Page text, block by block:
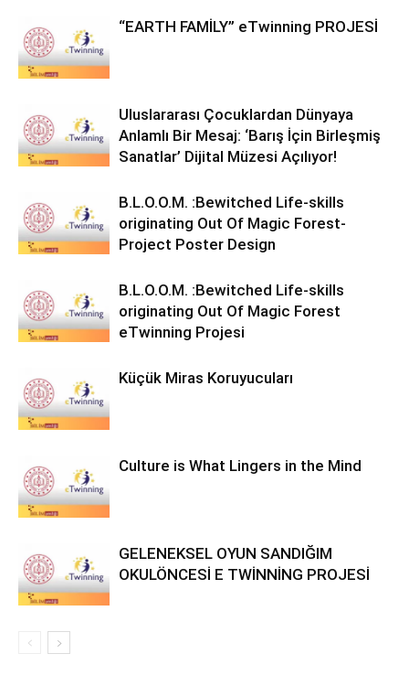
“EARTH FAMİLY” eTwinning PROJESİ
Uluslararası Çocuklardan Dünyaya
Anlamlı Bir Mesaj: ‘Barış İçin Birleşmiş
Sanatlar’ Dijital Müzesi Açılıyor!
B.L.O.O.M. :Bewitched Life-skills
originating Out Of Magic Forest-
Project Poster Design
B.L.O.O.M. :Bewitched Life-skills
originating Out Of Magic Forest
eTwinning Projesi
Küçük Miras Koruyucuları
Culture is What Lingers in the Mind
GELENEKSEL OYUN SANDIĞIM
OKULÖNCESİ E TWİNNİNG PROJESİ